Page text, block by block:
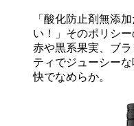
「酸化防止剤無添
い！」そのポリシ
赤や黒系果実、ブ
ティでジューシー
快でなめらか。